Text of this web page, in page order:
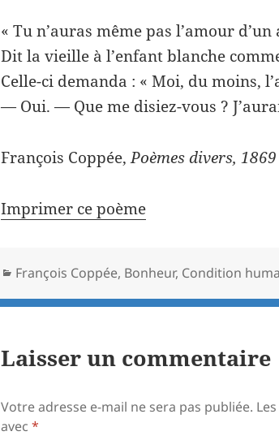
« Tu n’auras même pas l’amour
Dit la vieille à l’enfant blanche
Celle-ci demanda : « Moi, du moins,
— Oui. — Que me disiez-vous ?
François Coppée,Poèmes divers, 1869
Imprimer ce poème
Catégories
François Coppée, Bonheur, Condition
Laisser un commentaire
Votre adresse e-mail ne sera pas publiée.
avec*